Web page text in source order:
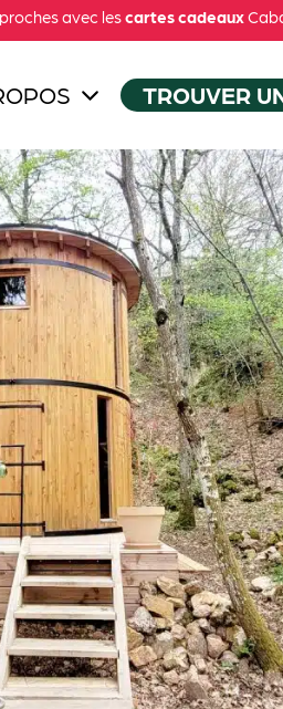
avec lescartes cadeaux
TROUVER